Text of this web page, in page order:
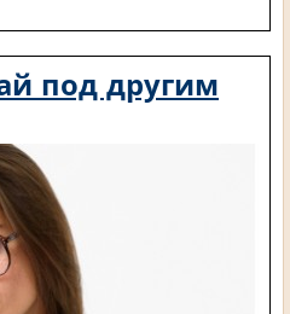
под другим